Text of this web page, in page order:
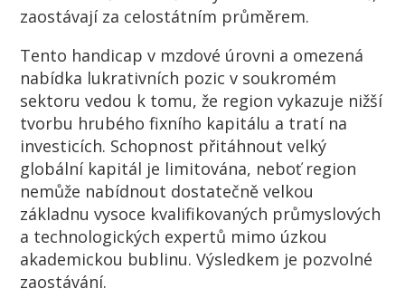
zaostávají za celostátním průměrem.
Tento handicap v mzdové úrovni a omezená
nabídka lukrativních pozic v soukromém
sektoru vedou k tomu, že region vykazuje nižší
tvorbu hrubého fixního kapitálu a tratí na
investicích. Schopnost přitáhnout velký
globální kapitál je limitována, neboť region
nemůže nabídnout dostatečně velkou
základnu vysoce kvalifikovaných průmyslových
a technologických expertů mimo úzkou
akademickou bublinu. Výsledkem je pozvolné
zaostávání.